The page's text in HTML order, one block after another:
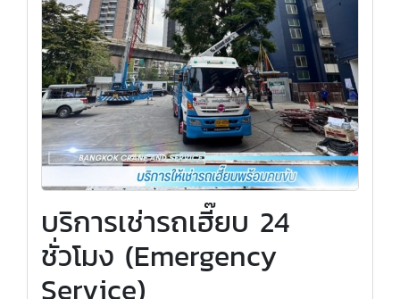
บริการเช่ารถเฮี๊ยบ 24
ชั่วโมง (Emergency
Service)